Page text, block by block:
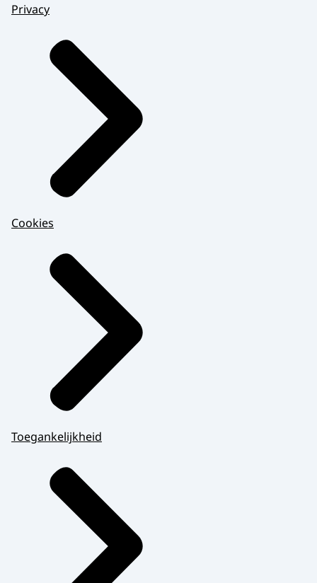
Privacy
Cookies
Toegankelijkheid